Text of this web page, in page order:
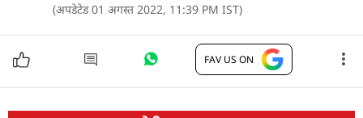
(अपडेटेड 01 अगस्त 2022, 11:39 PM IST)
FAV US ON